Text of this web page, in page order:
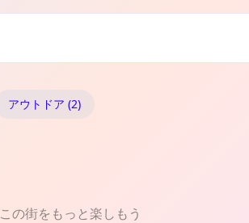
アウトドア (2)
この街をもっと楽しもう